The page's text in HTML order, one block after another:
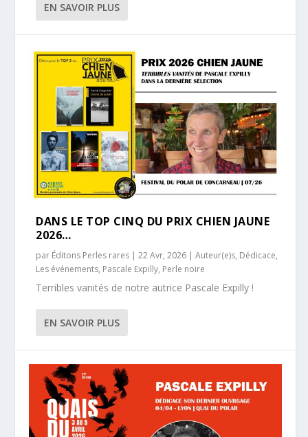
EN SAVOIR PLUS
DANS LE TOP CINQ DU PRIX CHIEN JAUNE
2026…
par Éditons Perles rares |22 Avr, 2026 |Auteur(e)s, Dédicace,
Les événements, Pascale Expilly, Perle noire
Terribles vanités de notre autrice Pascale Expilly !
EN SAVOIR PLUS